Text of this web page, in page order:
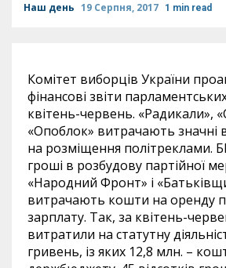
Наш день 19 Серпня, 2017 1 min read
Комітет виборців України
фінансові звіти
квітень-червень. «Радикали»,
«Опоблок» витрачають значні
на розміщення політреклами.
гроші в розбудову партійної
«Народний Фронт» і
витрачають кошти на оренду
зарплату. Так, за квітень-
витратили на статутну
гривень, із яких 12,8 млн. –